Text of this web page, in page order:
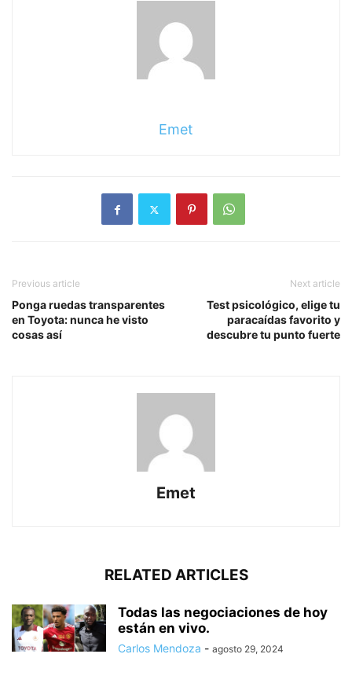
Emet
Previous article
Ponga ruedas transparentes
en Toyota: nunca he visto
cosas así
Next article
Test psicológico, elige tu
paracaídas favorito y
descubre tu punto fuerte
Emet
RELATED ARTICLES
Todas las negociaciones de hoy
están en vivo.
Carlos Mendoza - agosto 29, 2024